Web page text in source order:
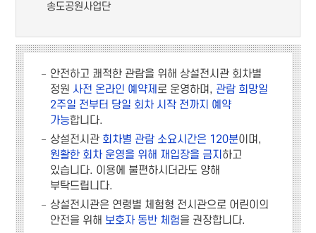
송도공원사업단
안전하고 쾌적한 관람을 위해 상설전시관 회차별
정원 사전 온라인 예약제 로 운영하며, 관람 희망일
2주일 전부터 당일 회차 시작 전까지 예약
가능합니다.
상설전시관 회차별 관람 소요시간은 120분이며,
원활한 회차 운영을 위해 재입장을 금지 하고
있습니다. 이용에 불편하시더라도 양해
부탁드립니다.
상설전시관은 연령별 체험형 전시관으로 어린이의
안전을 위해 보호자 동반 체험을 권장합니다.